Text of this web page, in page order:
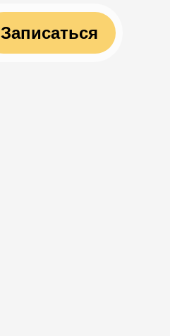
Записаться